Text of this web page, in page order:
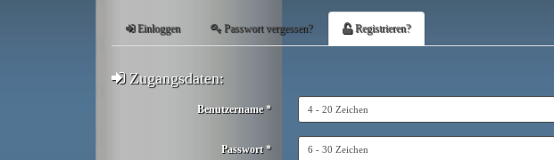
Einloggen Passwort vergessen? Registrieren?
Zugangsdaten:
Benutzername *
Passwort *